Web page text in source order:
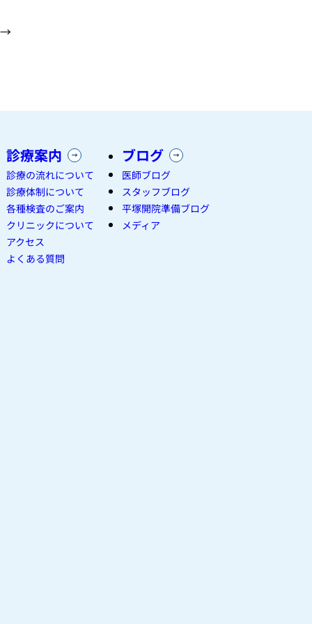
→
診療案内
診療の流れについて
診療体制について
各種検査のご案内
クリニックについて
アクセス
よくある質問
ブログ
医師ブログ
スタッフブログ
平塚開院準備ブログ
メディア